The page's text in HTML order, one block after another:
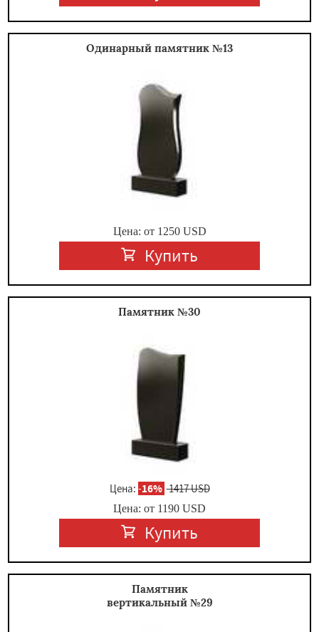
Одинарный памятник №13
Цена: от 1250USD
Купить
Памятник №30
Цена: -16% 1417 USD
Цена: от 1190 USD
Купить
Памятник
вертикальный №29